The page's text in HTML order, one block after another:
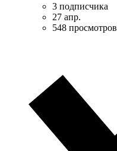
3 подписчика
27 апр.
548 просмотров